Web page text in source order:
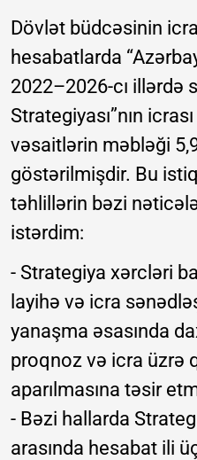
Dövlət büdcəsinin
hesabatlarda
2022–2026-cı illərdə
Strategiyası”nın
vəsaitlərin məbləği
göstərilmişdir. Bu
təhlillərin bəzi
istərdim:
- Strategiya xərcləri
layihə və icra
yanaşma əsasında
proqnoz və icra üzrə
aparılmasına təsir
- Bəzi hallarda
arasında hesabat ili